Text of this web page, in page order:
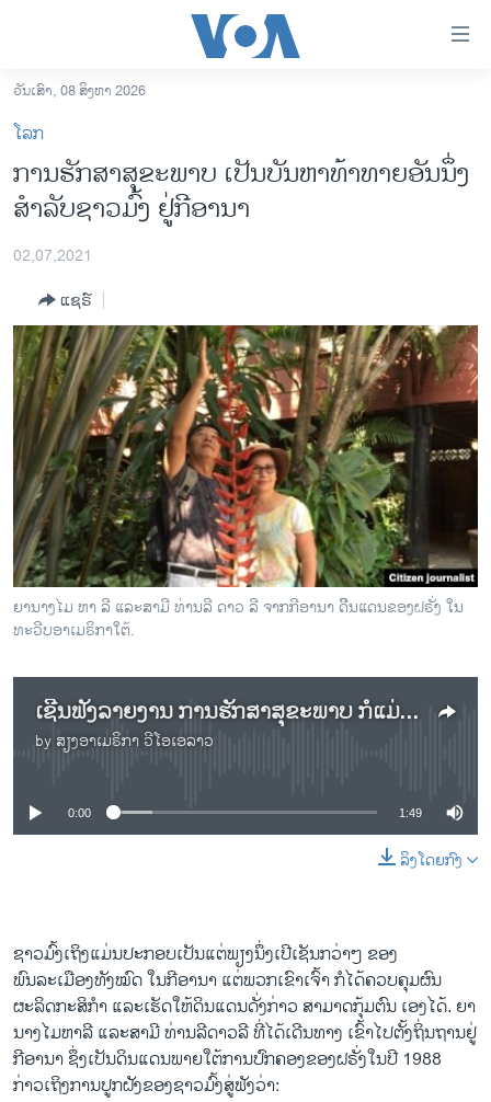
ເຂົ້າ
ຫາ
ຂ້າມ
ຂ້າມ
ຫາ
ອາເມຣິກາ
ການເລືອກຕັ້ງ ປະທານາທີບໍດີ ສະຫະລັດ 2024
ຂ່າວ​ຈີນ
ໂລກ
ເອເຊຍ
ອິດສະຫຼະພາບດ້ານການຂ່າວ
ຊີວິດຊາວລາວ
ຊຸມຊົນຊາວລາວ
ວິທະຍາສາດ-ເທັກໂນໂລຈີ
ທຸລະກິດ
ພາສາອັງກິດ
ວີດີໂອ
ລາຍການກະຈາຍສຽງ
ລາຍງານ
ຕິດຕາມພວກເຮົາ ທີ່
ພາສາຕ່າງໆ
ວັນເສົາ, 08 ສິງຫາ 2026
ໂລກ
ການຮັກສາສຸຂະພາບ ເປັນບັນຫາທ້າທາຍອັນນຶ່ງ
ສຳລັບຊາວມົ້ງ ຢູ່ກີອານາ
02,07,2021
ແຊຣ໌
ຍານາງໄມ ຫາ ລີ ແລະສາມີ ທ່ານລີ ດາວ ລີ ຈາກກີອານາ ດິີນແດນຂອງຝຣັ່ງ ໃນ
ທະວີບອາເມຣິກາໃຕ້.
ເຊີນຟັງລາຍງານ ການຮັກສາສຸຂະພາບ ກໍແມ່ນບັນຫາທ້າທາຍ ສຳລັບຊາວມົ້ງ ທີ່ກີອານາ
by ສຽງອາເມຣິກາ ວີໂອເອລາວ
No media source currently available
0:00 1:49
ລິງໂດຍກົງ
ຊາວມົ້ງເຖິງແມ່ນປະກອບເປັນແຕ່ພຽງນຶ່ງເປີເຊັນກວ່າໆ ຂອງ
ພົນລະເມືອງທັງໝົດ ໃນກີອານາ ແຕ່ພວກເຂົາເຈົ້າ ກໍໄດ້ຄວບຄຸມຜົນ
ຜະລິດກະສິກຳ ແລະເຮັດໃຫ້ດິນແດນດັ່ງກ່າວ ສາມາດກຸ້ມຕົນ ເອງໄດ້. ຍາ
ນາງໄມຫາລີ ແລະສາມີ ທ່ານລີດາວລີ ທີ່ໄດ້ເດີນທາງ ເຂົ້າໄປຕັ້ງຖິ່ນຖານຢູ່
ກີອານາ ຊຶ່ງເປັນດິນແດນພາຍໃຕ້ການປົກຄອງຂອງຝຣັ່ງໃນປີ 1988​
ກ່າວເຖິງການປູກຝັງຂອງຊາວມົ້ງສູ່ຟັງວ່າ: